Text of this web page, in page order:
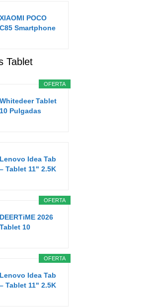
XIAOMI POCO
C85 Smartphone
Tablet
OFERTA
Whitedeer Tablet
10 Pulgadas
Lenovo Idea Tab
– Tablet 11" 2.5K
OFERTA
DEERTiME 2026
Tablet 10
OFERTA
Lenovo Idea Tab
– Tablet 11" 2.5K